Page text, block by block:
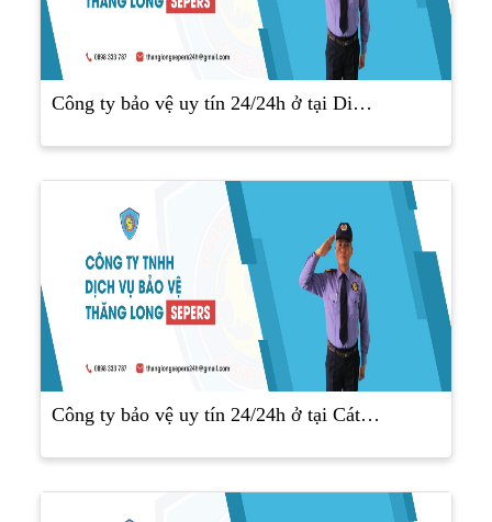
Công ty bảo vệ uy tín 24/24h ở tại Di…
Công ty bảo vệ uy tín 24/24h ở tại Cát…